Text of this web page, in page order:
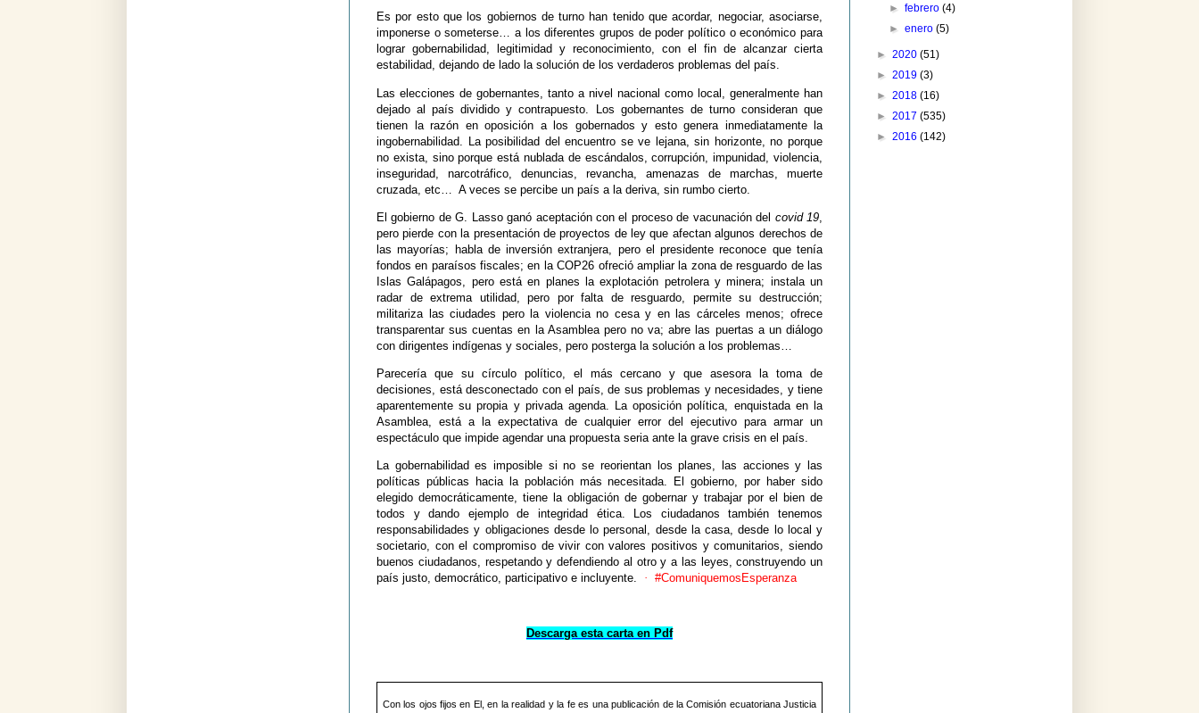
Es por esto que los gobiernos de turno han tenido que acordar, negociar, asociarse,
imponerse o someterse… a los diferentes grupos de poder político o económico para
lograr gobernabilidad, legitimidad y reconocimiento, con el fin de alcanzar cierta
estabilidad, dejando de lado la solución de los verdaderos problemas del país.
Las elecciones de gobernantes, tanto a nivel nacional como local, generalmente han
dejado al país dividido y contrapuesto. Los gobernantes de turno consideran que
tienen la razón en oposición a los gobernados y esto genera inmediatamente la
ingobernabilidad.
La posibilidad del encuentro se ve lejana, sin horizonte, no porque
no exista, sino porque está nublada de escándalos, corrupción, impunidad, violencia,
inseguridad, narcotráfico, denuncias, revancha, amenazas de marchas, muerte
cruzada, etc…
A veces se percibe un país a la deriva, sin rumbo cierto.
El gobierno de G. Lasso ganó aceptación con el proceso de vacunación del covid 19
pero pierde con la presentación de proyectos de ley que afectan algunos derechos de
las mayorías; habla de inversión extranjera, pero el presidente reconoce que tenía
fondos en paraísos fiscales; en la COP26 ofreció ampliar la zona de resguardo de las
Islas Galápagos, pero está en planes la explotación petrolera y minera; instala un
radar de extrema utilidad, pero por falta de resguardo, permite su destrucción;
militariza las ciudades pero la violencia no cesa y en las cárceles menos; ofrece
transparentar sus cuentas en la Asamblea pero no va; abre las puertas a un diálogo
con dirigentes indígenas y sociales, pero posterga la solución a los problemas…
Parecería que su círculo político, el más cercano y que asesora la toma de
decisiones, está desconectado con el país, de sus problemas y necesidades, y tiene
aparentemente su propia y privada agenda. La oposición política, enquistada en la
Asamblea, está a la expectativa de cualquier error del ejecutivo para armar un
espectáculo que impide agendar una propuesta seria ante la grave crisis en el país.
La gobernabilidad es imposible si no se reorientan los planes, las acciones y las
políticas públicas hacia la población más necesitada. El gobierno, por haber sido
elegido democráticamente, tiene la obligación de gobernar y trabajar por el bien de
todos y dando ejemplo de integridad ética. Los ciudadanos también tenemos
responsabilidades y obligaciones desde lo personal, desde la casa, desde lo local y
societario, con el compromiso de vivir con valores positivos y comunitarios, siendo
buenos ciudadanos, respetando y defendiendo al otro y a las leyes, construyendo un
país justo, democrático, participativo e incluyente.
· #ComuniquemosEsperanza
Descarga esta carta en Pdf
Con los ojos fijos en El, en la realidad y la fe es una publicación de la Comisión ecuatoriana Justicia
►febrero(4)
►enero(5)
► 2020 (51)
► 2019 (3)
► 2018 (16)
► 2017 (535)
► 2016 (142)